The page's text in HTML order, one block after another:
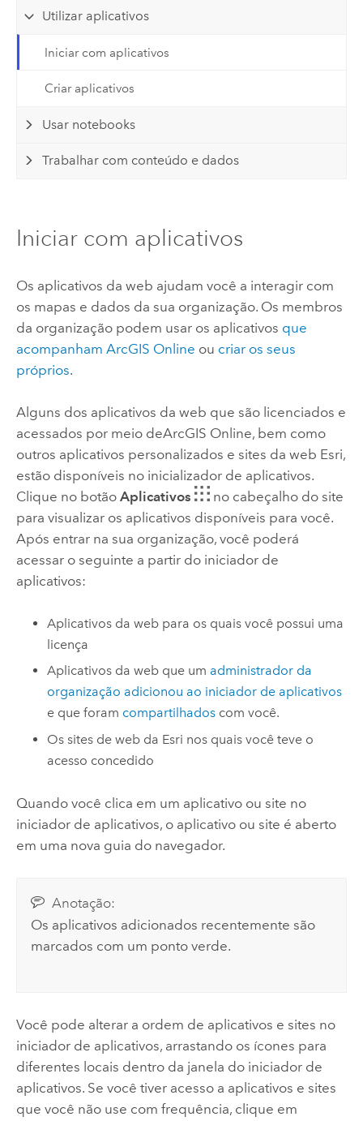
Utilizar aplicativos
Iniciar com aplicativos
Criar aplicativos
Usar notebooks
Trabalhar com conteúdo e dados
Iniciar com aplicativos
Os aplicativos da web ajudam você a interagir com
os mapas e dados da sua organização. Os membros
da organização podem usar os aplicativos que
acompanham ArcGIS Online ou criar os seus
próprios.
Alguns dos aplicativos da web que são licenciados e
acessados ​​por meio deArcGIS Online, bem como
outros aplicativos personalizados e sites da web Esri,
estão disponíveis no inicializador de aplicativos.
Clique no botão Aplicativos
no cabeçalho do site
para visualizar os aplicativos disponíveis para você.
Após entrar na sua organização, você poderá
acessar o seguinte a partir do iniciador de
aplicativos:
Aplicativos da web para os quais você possui uma
licença
Aplicativos da web que um administrador da
organização adicionou ao iniciador de aplicativos
e que foram compartilhados com você.
Os sites de web da Esri nos quais você teve o
acesso concedido
Quando você clica em um aplicativo ou site no
iniciador de aplicativos, o aplicativo ou site é aberto
em uma nova guia do navegador.
Anotação:
Os aplicativos adicionados recentemente são
marcados com um ponto verde.
Você pode alterar a ordem de aplicativos e sites no
iniciador de aplicativos, arrastando os ícones para
diferentes locais dentro da janela do iniciador de
aplicativos. Se você tiver acesso a aplicativos e sites
que você não use com frequência, clique em